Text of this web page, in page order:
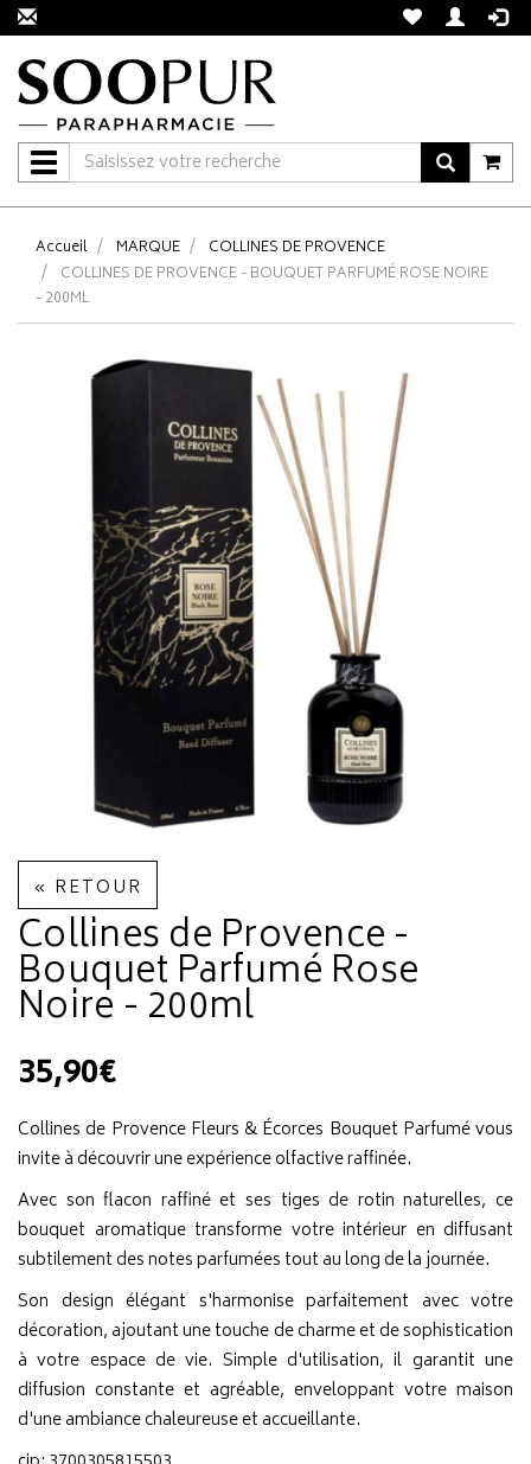
Navigation
Accueil MARQUE
COLLINES DE PROVENCE
COLLINES DE PROVENCE - BOUQUET PARFUMÉ ROSE NOIRE
- 200ML
« RETOUR
Collines de Provence -
Bouquet Parfumé Rose
Noire - 200ml
35,90€
Collines de Provence Fleurs & Écorces Bouquet Parfumé vous
invite à découvrir une expérience olfactive raffinée.
Avec son flacon raffiné et ses tiges de rotin naturelles, ce
bouquet aromatique transforme votre intérieur en diffusant
subtilement des notes parfumées tout au long de la journée.
Son design élégant s'harmonise parfaitement avec votre
décoration, ajoutant une touche de charme et de sophistication
à votre espace de vie. Simple d'utilisation, il garantit une
diffusion constante et agréable, enveloppant votre maison
d'une ambiance chaleureuse et accueillante.